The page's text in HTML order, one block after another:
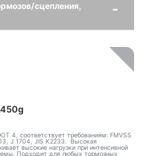
сцепления,
450g
4, соответствует требованиям: FMVSS
J 1704, JIS K2233. Высокая
высокие нагрузки при интенсивной
Подходит для любых тормозных